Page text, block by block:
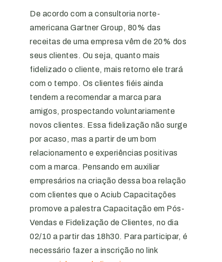
De acordo com a consultoria norte-
americana Gartner Group, 80% das
receitas de uma empresa vêm de 20% dos
seus clientes. Ou seja, quanto mais
fidelizado o cliente, mais retorno ele trará
com o tempo. Os clientes fiéis ainda
tendem a recomendar a marca para
amigos, prospectando voluntariamente
novos clientes. Essa fidelização não surge
por acaso, mas a partir de um bom
relacionamento e experiências positivas
com a marca. Pensando em auxiliar
empresários na criação dessa boa relação
com clientes que o Aciub Capacitações
promove a palestra Capacitação em Pós-
Vendas e Fidelização de Clientes, no dia
02/10 a partir das 18h30. Para participar, é
necessário fazer a inscrição no link